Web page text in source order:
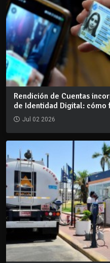
Rendición de Cuentas
de Identidad Digital: cómo
Jul 02 2026